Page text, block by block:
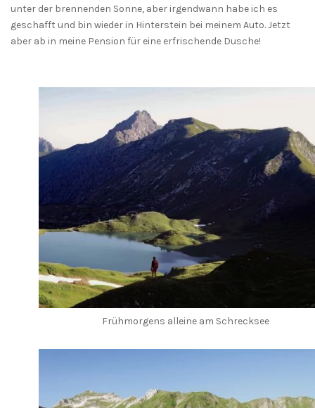
unter der brennenden Sonne, aber irgendwann habe ich es
geschafft und bin wieder in Hinterstein bei meinem Auto. Jetzt
aber ab in meine Pension für eine erfrischende Dusche!
Frühmorgens alleine am Schrecksee